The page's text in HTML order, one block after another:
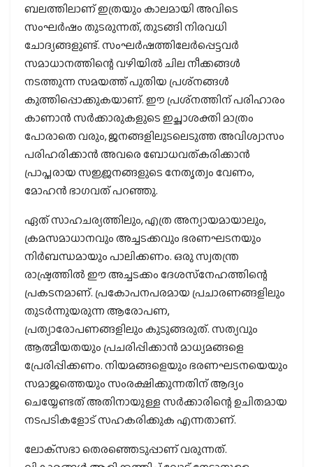
ബലത്തിലാണ് ഇത്രയും കാലമായി അവിടെ
സംഘര്‍ഷം തുടരുന്നത്, തുടങ്ങി നിരവധി
ചോദ്യങ്ങളുണ്ട്. സംഘര്‍ഷത്തിലേര്‍പ്പെട്ടവര്‍
സമാധാനത്തിന്റെ വഴിയില്‍ ചില നീക്കങ്ങള്‍
നടത്തുന്ന സമയത്ത് പുതിയ പ്രശ്‌നങ്ങള്‍
കുത്തിപ്പൊക്കുകയാണ്. ഈ പ്രശ്‌നത്തിന് പരിഹാരം
കാണാന്‍ സര്‍ക്കാരുകളുടെ ഇച്ഛാശക്തി മാത്രം
പോരാതെ വരും, ജനങ്ങളിലുടലെടുത്ത അവിശ്വാസം
പരിഹരിക്കാന്‍ അവരെ ബോധവത്കരിക്കാന്‍
പ്രാപ്തരായ സജ്ജനങ്ങളുടെ നേതൃത്വം വേണം,
മോഹന്‍ ഭാഗവത് പറഞ്ഞു.
ഏത് സാഹചര്യത്തിലും, എത്ര അന്യായമായാലും,
ക്രമസമാധാനവും അച്ചടക്കവും ഭരണഘടനയും
നിര്‍ബന്ധമായും പാലിക്കണം. ഒരു സ്വതന്ത്ര
രാഷ്ട്രത്തില്‍ ഈ അച്ചടക്കം ദേശസ്‌നേഹത്തിന്റെ
പ്രകടനമാണ്. പ്രകോപനപരമായ പ്രചാരണങ്ങളിലും
തുടര്‍ന്നുയരുന്ന ആരോപണ,
പ്രത്യാരോപണങ്ങളിലും കുടുങ്ങരുത്. സത്യവും
ആത്മീയതയും പ്രചരിപ്പിക്കാന്‍ മാധ്യമങ്ങളെ
പ്രേരിപ്പിക്കണം. നിയമങ്ങളെയും ഭരണഘടനയെയും
സമാജത്തെയും സംരക്ഷിക്കുന്നതിന് ആദ്യം
ചെയ്യേണ്ടത് അതിനായുള്ള സര്‍ക്കാരിന്റെ ഉചിതമായ
നടപടികളോട് സഹകരിക്കുക എന്നതാണ്.
ലോക്‌സഭാ തെരഞ്ഞെടുപ്പാണ് വരുന്നത്.